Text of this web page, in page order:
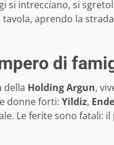
si intrecciano, si
aprendo la
di
della Holding Argun,
donne forti: Yildiz,
Le ferite sono fatali: